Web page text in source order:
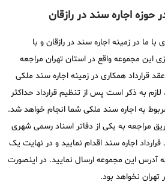
حوزه اجاره سند در رازقان
ما در زمینه اجاره سند در رازقان و با
این مجموعه واقع در استان تهران مراجعه
قرارداد همکاری در زمینه اجاره سند ملکی
لازم به ذکر است پس از تنظیم قرارداد حداکثر
مربوط به اجاره سند ملکی شما انجام خواهد شد.
مراجعه به یکی از دفاتر اسناد رسمی شهری
اجاره سند اقدام نمایید و در نهایت یک
آدرس این مجموعه ارسال نمایید. در اینصورت
تهران نخواهد بود.